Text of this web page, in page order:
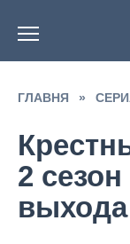
содержанию
ГЛАВНЯ »
2
выхода